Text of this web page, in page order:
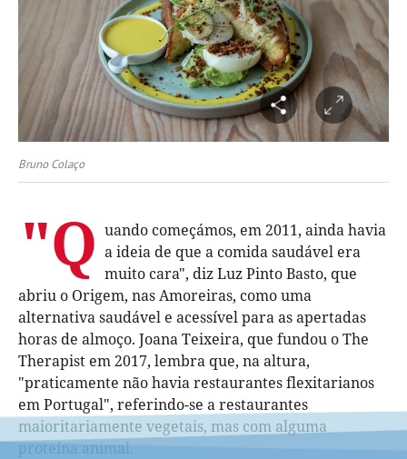
Bruno Colaço
"Q uando começámos, em 2011, ainda havia
a ideia de que a comida saudável era
muito cara", diz Luz Pinto Basto, que
abriu o Origem, nas Amoreiras, como uma
alternativa saudável e acessível para as apertadas
horas de almoço. Joana Teixeira, que fundou o The
Therapist em 2017, lembra que, na altura,
"praticamente não havia restaurantes flexitarianos
em Portugal", referindo-se a restaurantes
maioritariamente vegetais, mas com alguma
proteína animal.